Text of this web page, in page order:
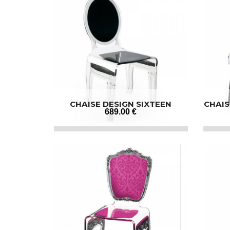
CHAISE DESIGN SIXTEEN
689.00 €